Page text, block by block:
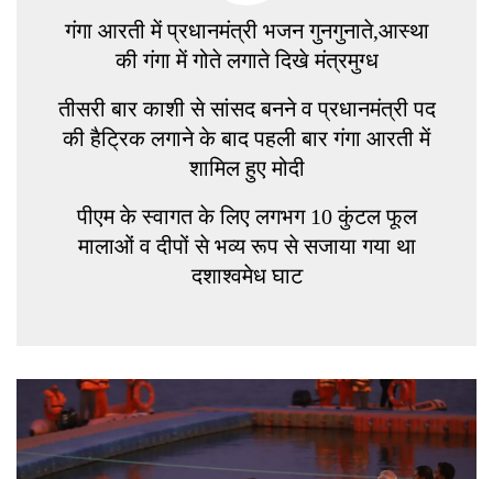
गंगा आरती में प्रधानमंत्री भजन गुनगुनाते,आस्था
की गंगा में गोते लगाते दिखे मंत्रमुग्ध
तीसरी बार काशी से सांसद बनने व प्रधानमंत्री पद
की हैट्रिक लगाने के बाद पहली बार गंगा आरती में
शामिल हुए मोदी
पीएम के स्वागत के लिए लगभग 10 कुंटल फूल
मालाओं व दीपों से भव्य रूप से सजाया गया था
दशाश्वमेध घाट